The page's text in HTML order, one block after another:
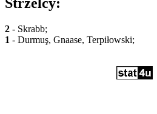
Strzelcy:
2 - Skrabb;
1 - Durmuş, Gnaase, Terpiłowski;